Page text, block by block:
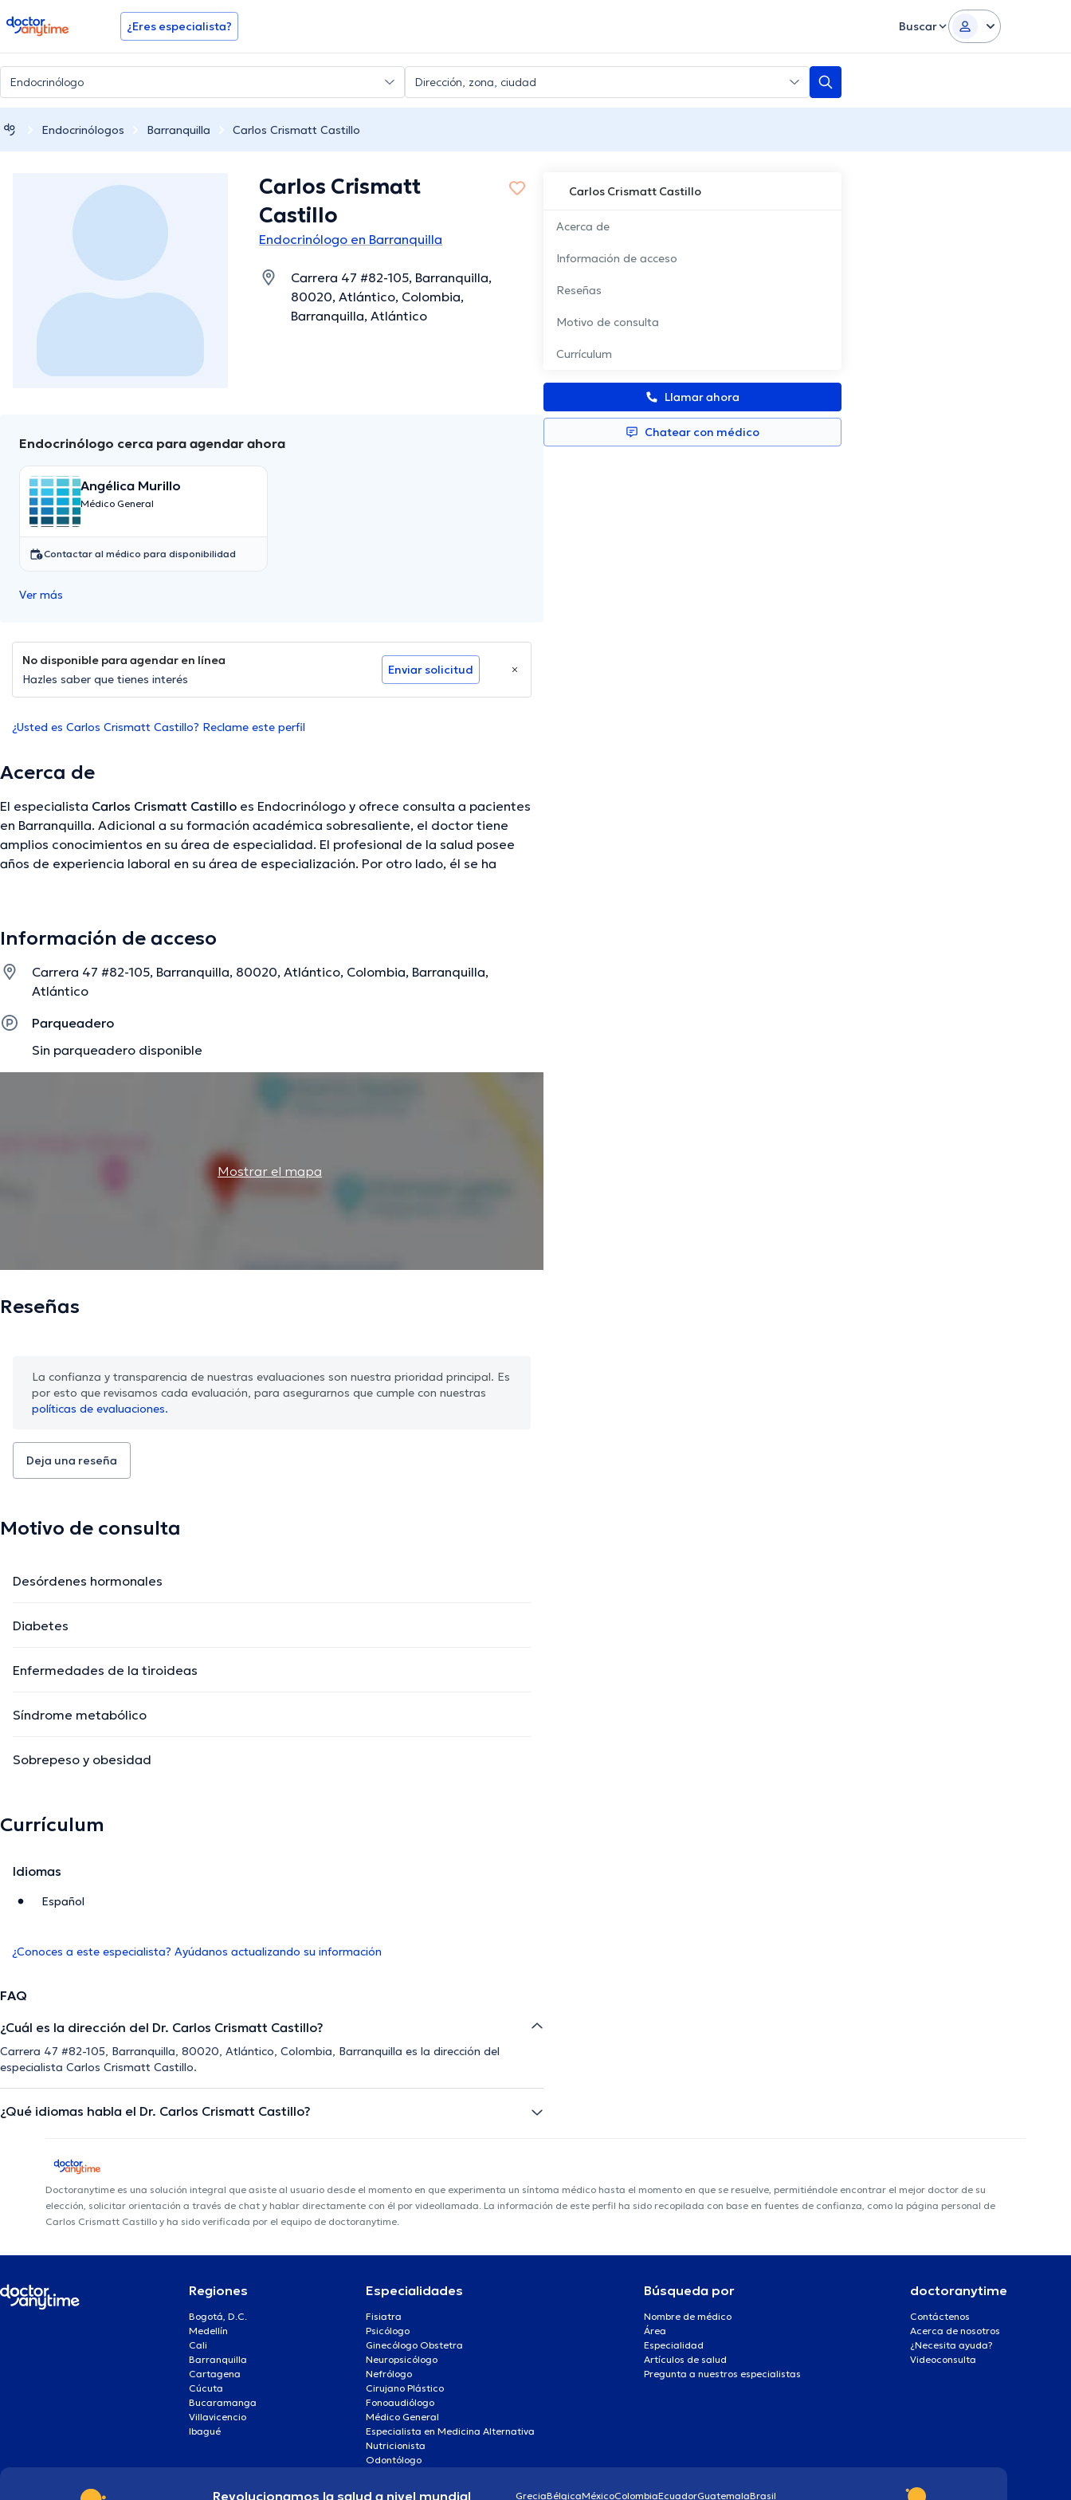
doctoranytime ¿Eres especialista? Buscar
Endocrinólogos Barranquilla Carlos Crismatt Castillo
Carlos Crismatt Castillo
Acerca de
Información de acceso
Reseñas
Motivo de consulta
Currículum
Llamar ahora
Chatear con médico
Carlos Crismatt
Castillo
Endocrinólogo en Barranquilla
Carrera 47 #82-105, Barranquilla,
80020, Atlántico, Colombia,
Barranquilla, Atlántico
Endocrinólogo cerca para agendar ahora
Angélica Murillo
Médico General
Contactar al médico para disponibilidad
Ver más
No disponible para agendar en línea
Hazles saber que tienes interés
Enviar solicitud
¿Usted es Carlos Crismatt Castillo? Reclame este perfil
Acerca de
El especialista Carlos Crismatt Castillo es Endocrinólogo y ofrece consulta a pacientes
en Barranquilla. Adicional a su formación académica sobresaliente, el doctor tiene
amplios conocimientos en su área de especialidad. El profesional de la salud posee
años de experiencia laboral en su área de especialización. Por otro lado, él se ha
ediciones. Para finalizar, el especialista puede hablar Español en su consultorio.
La descripción fue editada por el equipo de doctoranytime, con base en información verificada.
Información de acceso
Carrera 47 #82-105, Barranquilla, 80020, Atlántico, Colombia, Barranquilla,
Atlántico
Parqueadero
Sin parqueadero disponible
Mostrar el mapa
Reseñas
La confianza y transparencia de nuestras evaluaciones son nuestra prioridad principal. Es
por esto que revisamos cada evaluación, para asegurarnos que cumple con nuestras
políticas de evaluaciones.
Deja una reseña
Motivo de consulta
Desórdenes hormonales
Diabetes
Enfermedades de la tiroideas
Síndrome metabólico
Sobrepeso y obesidad
Currículum
Idiomas
Español
¿Conoces a este especialista? Ayúdanos actualizando su información
FAQ
¿Cuál es la dirección del Dr. Carlos Crismatt Castillo?
Carrera 47 #82-105, Barranquilla, 80020, Atlántico, Colombia, Barranquilla es la dirección del
especialista Carlos Crismatt Castillo.
¿Qué idiomas habla el Dr. Carlos Crismatt Castillo?
Doctoranytime es una solución integral que asiste al usuario desde el momento en que experimenta un síntoma médico hasta el momento en que se resuelve, permitiéndole encontrar el mejor doctor de su
elección, solicitar orientación a través de chat y hablar directamente con él por videollamada. La información de este perfil ha sido recopilada con base en fuentes de confianza, como la página personal de
Carlos Crismatt Castillo y ha sido verificada por el equipo de doctoranytime.
Regiones
Bogotá, D.C.
Medellín
Cali
Barranquilla
Cartagena
Cúcuta
Bucaramanga
Villavicencio
Ibagué
Especialidades
Fisiatra
Psicólogo
Ginecólogo Obstetra
Neuropsicólogo
Nefrólogo
Cirujano Plástico
Fonoaudiólogo
Médico General
Especialista en Medicina Alternativa
Nutricionista
Odontólogo
Búsqueda por
Nombre de médico
Área
Especialidad
Artículos de salud
Pregunta a nuestros especialistas
doctoranytime
Contáctenos
Acerca de nosotros
¿Necesita ayuda?
Videoconsulta
Revolucionamos la salud a nivel mundial GreciaBélgicaMéxicoColombiaEcuadorGuatemalaBrasil